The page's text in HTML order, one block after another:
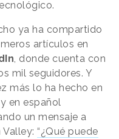
ya ha compartido
artículos en
, donde cuenta con
mil seguidores. Y
más lo ha hecho en
en español
un mensaje a
Valley: “¿Qué puede